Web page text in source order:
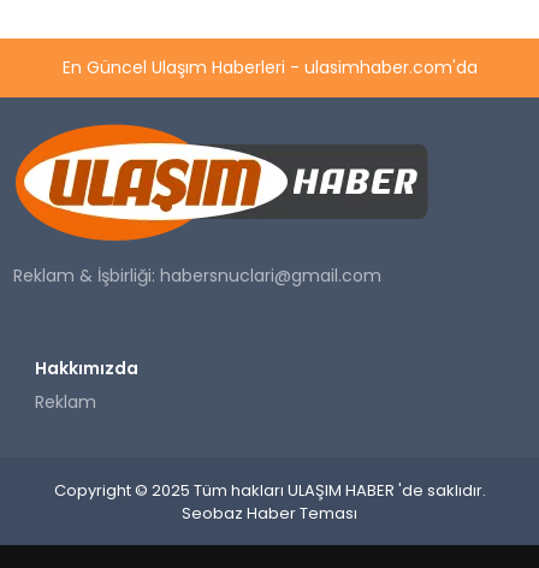
En Güncel Ulaşım Haberleri - ulasimhaber.com'da
Reklam & İşbirliği:habersnuclari@gmail.com
Hakkımızda
Reklam
Copyright © 2025 Tüm hakları ULAŞIM HABER 'de saklıdır.
Seobaz Haber Teması